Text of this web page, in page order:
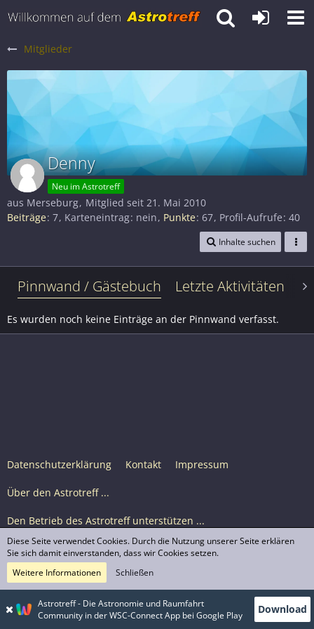
Mitglieder
Denny
Neu im Astrotreff
aus Merseburg Mitglied seit 21. Mai 2010
Beiträge 7 Karteneintrag nein Punkte 67 Profil-Aufrufe 40
Inhalte suchen
Pinnwand / Gästebuch Letzte Aktivitäten
Es wurden noch keine Einträge an der Pinnwand verfasst.
Datenschutzerklärung Kontakt Impressum
Über den Astrotreff ...
Den Betrieb des Astrotreff unterstützen ...
Nutzungsbedingungen
© Astrotreff 2001-2026, lizenziert unter CC BY-SA,
sofern für einzelne Inhalte nicht anders angegeben
Astrotreff - Die Astronomie und Raumfahrt
Community in der WSC-Connect App bei Google Play
Download
Diese Seite verwendet Cookies. Durch die Nutzung unserer Seite erklären
Sie sich damit einverstanden, dass wir Cookies setzen.
Weitere Informationen
Schließen